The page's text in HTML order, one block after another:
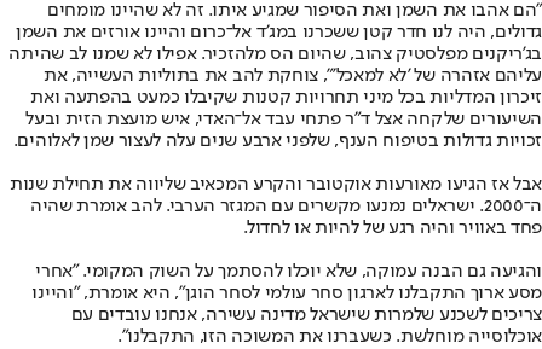
"הם אהבו את השמן ואת הסיפור שמגיע איתו. זה לא שהיינו מומחים
גדולים, היה לנו חדר קטן ששכרנו במג'ד אל־כרום והיינו אורזים את השמן
בג'ריקנים מפלסטיק צהוב, שהיום הס מלהזכיר. אפילו לא שמנו לב שהיתה
עליהם אזהרה של 'לא למאכל'", צוחקת להב את בתוליות העשייה, את
זיכרון המדליות בכל מיני תחרויות קטנות שקיבלו כמעט בהפתעה ואת
השיעורים שלקחה אצל ד"ר פתחי עבד אל־האדי, איש מועצת הזית ובעל
זכויות גדולות בטיפוח הענף, שלפני ארבע שנים עלה לעצור שמן לאלוהים.
אבל אז הגיעו מאורעות אוקטובר והקרע המכאיב שליווה את תחילת שנות
ה־2000. ישראלים נמנעו מקשרים עם המגזר הערבי. להב אומרת שהיה
פחד באוויר והיה רגע של להיות או לחדול.
והגיעה גם הבנה עמוקה, שלא יוכלו להסתמך על השוק המקומי. "אחרי
מסע ארוך התקבלנו לארגון סחר עולמי לסחר הוגן", היא אומרת, "והיינו
צריכים לשכנע שלמרות שישראל מדינה עשירה, אנחנו עובדים עם
אוכלוסייה מוחלשת. כשעברנו את המשוכה הזו, התקבלנו".